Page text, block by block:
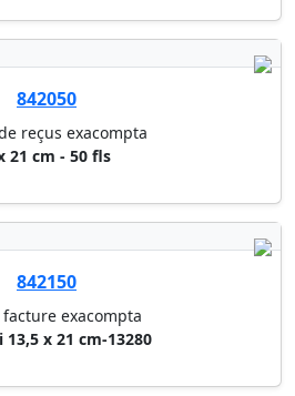
842150
facture exacompta
13,5 x 21 cm-13280
842160
13,5 x 21 cm-13281
842210